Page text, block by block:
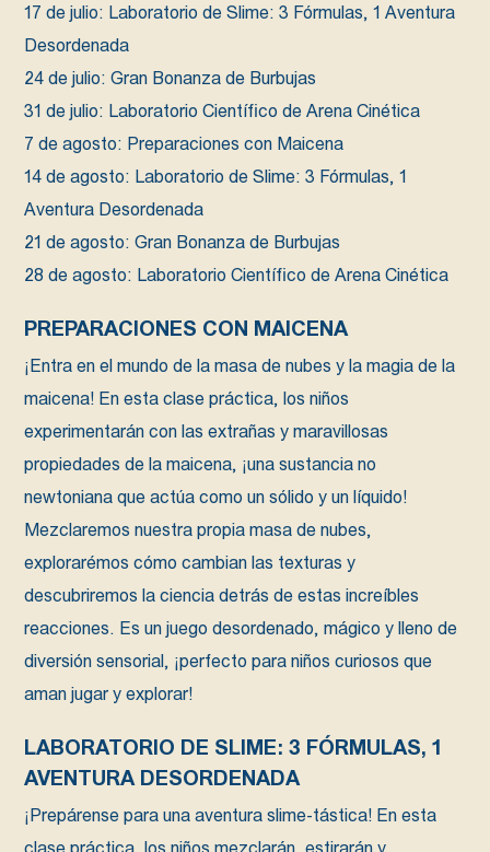
17 de julio: Laboratorio de Slime: 3 Fórmulas, 1 Aventura
Desordenada
24 de julio: Gran Bonanza de Burbujas
31 de julio: Laboratorio Científico de Arena Cinética
7 de agosto: Preparaciones con Maicena
14 de agosto: Laboratorio de Slime: 3 Fórmulas, 1
Aventura Desordenada
21 de agosto: Gran Bonanza de Burbujas
28 de agosto: Laboratorio Científico de Arena Cinética
PREPARACIONES CON MAICENA
¡Entra en el mundo de la masa de nubes y la magia de la
maicena! En esta clase práctica, los niños
experimentarán con las extrañas y maravillosas
propiedades de la maicena, ¡una sustancia no
newtoniana que actúa como un sólido y un líquido!
Mezclaremos nuestra propia masa de nubes,
explorarémos cómo cambian las texturas y
descubriremos la ciencia detrás de estas increíbles
reacciones. Es un juego desordenado, mágico y lleno de
diversión sensorial, ¡perfecto para niños curiosos que
aman jugar y explorar!
LABORATORIO DE SLIME: 3 FÓRMULAS, 1
AVENTURA DESORDENADA
¡Prepárense para una aventura slime-tástica! En esta
clase práctica, los niños mezclarán, estirarán y